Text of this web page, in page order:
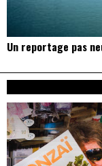
Un reportage pas